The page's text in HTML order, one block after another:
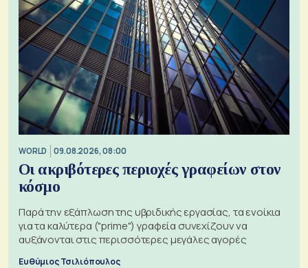
WORLD 09.08.2026, 08:00
Οι ακριβότερες περιοχές γραφείων στον
κόσμο
Παρά την εξάπλωση της υβριδικής εργασίας, τα ενοίκια
για τα καλύτερα ("prime") γραφεία συνεχίζουν να
αυξάνονται στις περισσότερες μεγάλες αγορές
Ευθύμιος Τσιλιόπουλος